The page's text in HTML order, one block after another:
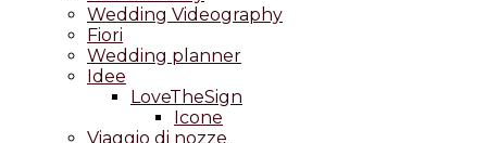
Wedding Videography
Fiori
Wedding planner
Idee
LoveTheSign
Icone
Viaggio di nozze